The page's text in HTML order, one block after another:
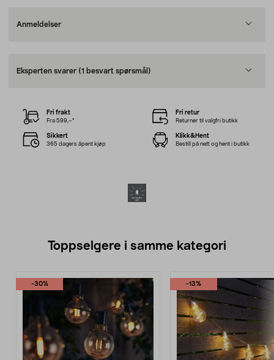
Anmeldelser
Eksperten svarer (1 besvart spørsmål)
Fri frakt
Fra 599,–*
Fri retur
Returner til valgfri butikk
Sikkert
365 dagers åpent kjøp
Klikk&Hent
Bestill på nett og hent i butikk
Toppselgere i samme kategori
-30% -13%